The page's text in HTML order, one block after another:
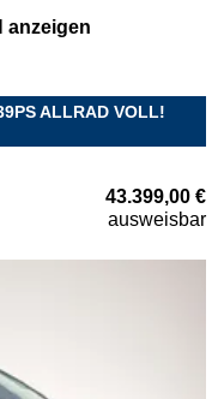
anzeigen
ALLRAD VOLL!
43.399,00 €
ausweisbar